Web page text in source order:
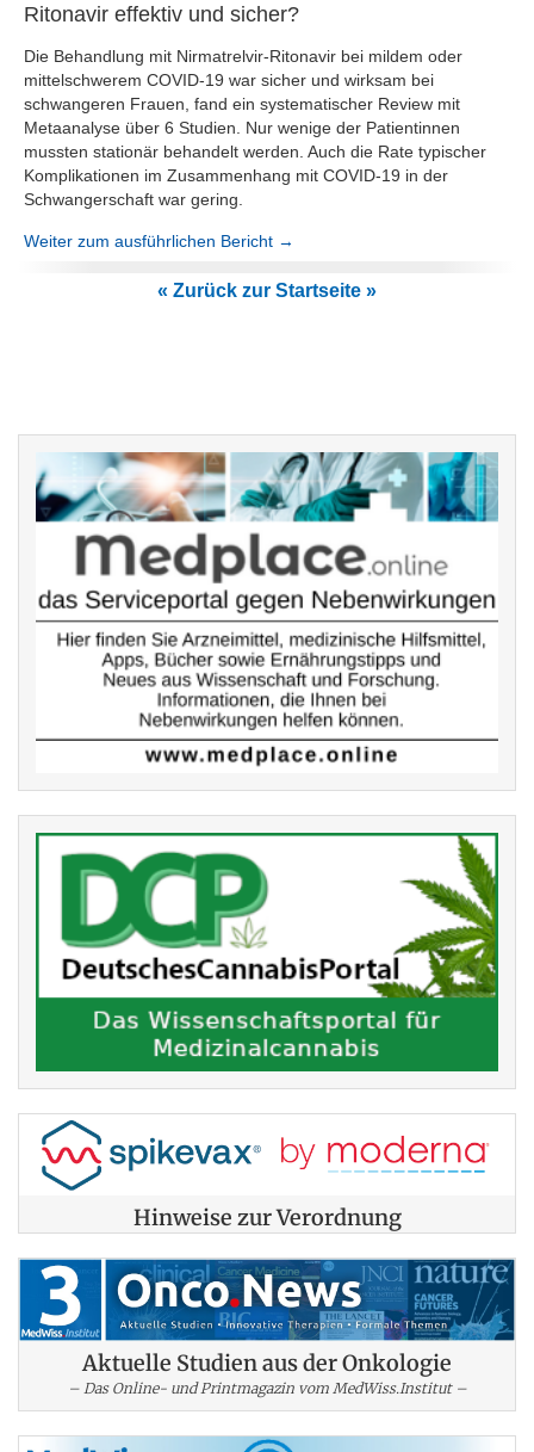
Ritonavir effektiv und sicher?
Die Behandlung mit Nirmatrelvir-Ritonavir bei mildem oder
mittelschwerem COVID-19 war sicher und wirksam bei
schwangeren Frauen, fand ein systematischer Review mit
Metaanalyse über 6 Studien. Nur wenige der Patientinnen
mussten stationär behandelt werden. Auch die Rate typischer
Komplikationen im Zusammenhang mit COVID-19 in der
Schwangerschaft war gering.
Weiter zum ausführlichen Bericht →
« Zurück zur Startseite »
Hinweise zur Verordnung
Aktuelle Studien aus der Onkologie
– Das Online- und Printmagazin vom MedWiss.Institut –